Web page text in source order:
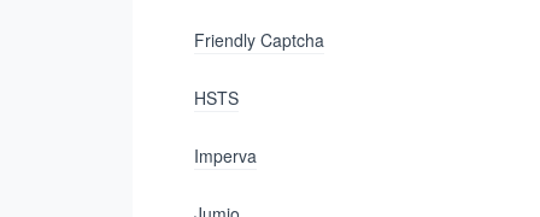
Friendly Captcha
HSTS
Imperva